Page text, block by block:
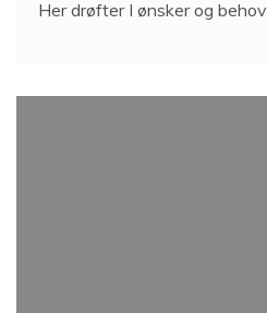
Her drøfter I ønsker og behov